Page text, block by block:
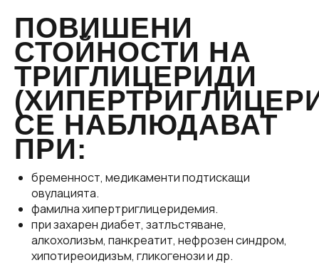
ПОВИШЕНИ
СТОЙНОСТИ НА
ТРИГЛИЦЕРИДИ
СЕ НАБЛЮДАВАТ
ПРИ:
бременност, медикаменти подтискащи
овулацията.
фамилна хипертриглицеридемия.
при захарен диабет, затлъстяване,
алкохолизъм, панкреатит, нефрозен синдром,
хипотиреоидизъм, гликогенози и др.